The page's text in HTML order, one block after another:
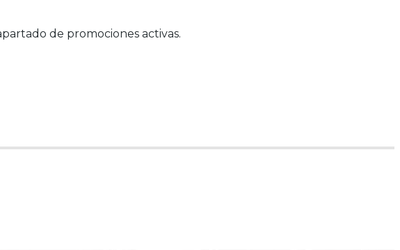
de promociones activas.